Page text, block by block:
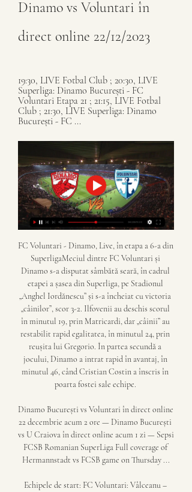
Dinamo vs Voluntari în
direct online 22/12/2023
19:30, LIVE Fotbal Club ; 20:30, LIVE
Superliga: Dinamo București - FC
Voluntari Etapa 21 ; 21:15, LIVE Fotbal
Club ; 21:30, LIVE Superliga: Dinamo
București - FC ...
FC Voluntari - Dinamo, Live, în etapa a 6-a din
SuperligaMeciul dintre FC Voluntari și
Dinamo s-a disputat sâmbătă seară, în cadrul
etapei a șasea din Superliga, pe Stadionul
„Anghel Iordănescu” și s-a încheiat cu victoria
„câinilor”, scor 3-2. Ilfovenii au deschis scorul
în minutul 19, prin Matricardi, dar „câinii” au
restabilit rapid egalitatea, în minutul 24, prin
reușita lui Gregorio. În partea secundă a
jocului, Dinamo a intrat rapid în avantaj, în
minutul 46, când Cristian Costin a înscris în
poarta fostei sale echipe.
Dinamo București vs Voluntari în direct online
22 decembrie acum 2 ore — Dinamo București
vs U Craiova în direct online acum 1 zi — Sepsi
FCSB Romanian SuperLiga Full coverage of
Hermannstadt vs FCSB game on Thursday ...
Echipele de start: FC Voluntari: Vâlceanu –